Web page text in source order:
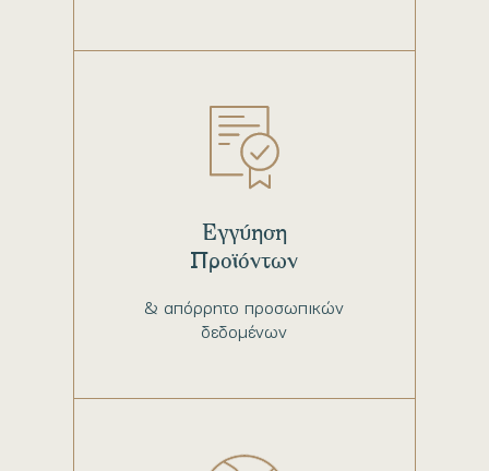
& απόρρητο προσωπικών
δεδομένων
Εγγύηση
Προϊόντων